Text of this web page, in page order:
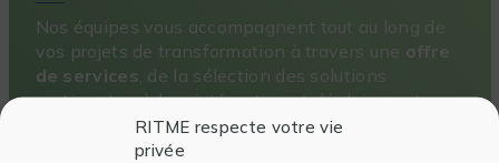
RITME respecte votre vie
privée
Nos équipes vous accompagnent tout au long de
vos projets de transformation à travers une offre
de services, de la sélection des solutions
pertinentes, à leur intégration et déploiement.